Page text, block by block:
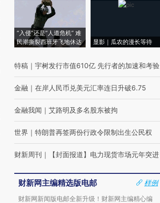
“入侵”还是“人道危机” 难
民潮撕裂西班牙飞地休达
显影｜瓜农的漫长等待
特稿 ｜ 宇树发行市值610亿 先行者的加速和考验
金融 ｜ 在岸人民币兑美元汇率连日升破6.75
金融我闻 ｜ 艾路明及多名股东被拘
世界 ｜ 特朗普再签两份行政令限制出生公民权
财新周刊 ｜ 【封面报道】电力现货市场元年突进
财新网主编精选版电邮
样例
财新网新闻版电邮全新升级！财新网主编精心编